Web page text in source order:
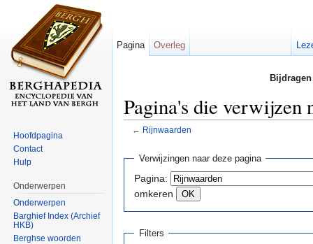
Pagina's die verwijzen
← Rijnwaarden
Verwijzingen naar deze pagina
Pagina:
omkeren
Filters
Pagina Overleg
Hoofdpagina
Contact
Hulp
Onderwerpen
Onderwerpen
Barghief Index (Archief
HKB)
Berghse woorden